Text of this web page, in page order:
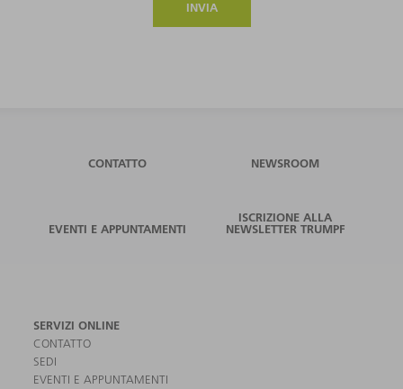
INVIA
CONTATTO NEWSROOM
EVENTI E APPUNTAMENTI
ISCRIZIONE ALLA
NEWSLETTER TRUMPF
SERVIZI ONLINE
CONTATTO
SEDI
EVENTI E APPUNTAMENTI